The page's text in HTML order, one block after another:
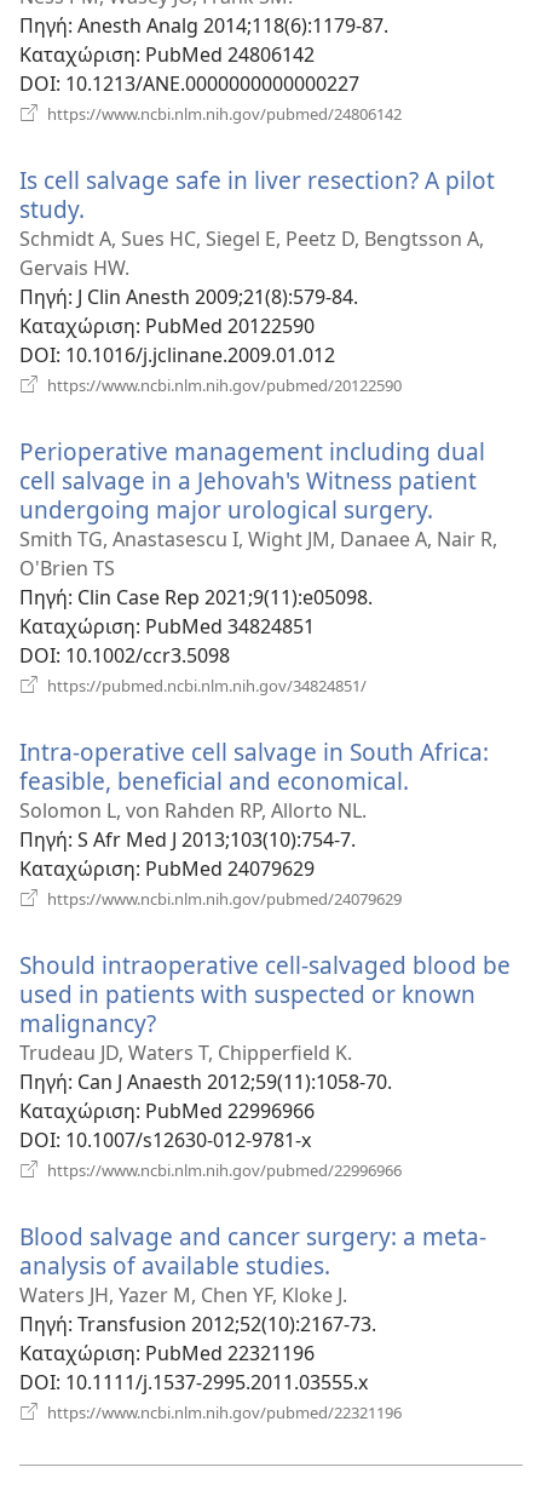
Πηγή‎: Anesth Analg 2014;118(6):1179-87.
Καταχώριση‎: PubMed 24806142
DOI‎: 10.1213/ANE.0000000000000227
https://www.ncbi.nlm.nih.gov/pubmed/24806142
Is cell salvage safe in liver resection? A pilot
study.
νέο
παράθυρο)
Schmidt A, Sues HC, Siegel E, Peetz D, Bengtsson A,
Gervais HW.
Πηγή‎: J Clin Anesth 2009;21(8):579-84.
Καταχώριση‎: PubMed 20122590
DOI‎: 10.1016/j.jclinane.2009.01.012
https://www.ncbi.nlm.nih.gov/pubmed/20122590
Perioperative management including dual
cell salvage in a Jehovah's Witness patient
undergoing major urological surgery.
νέο
Smith TG, Anastasescu I, Wight JM, Danaee A, Nair R,
O'Brien TS
Πηγή‎: Clin Case Rep 2021;9(11):e05098.
Καταχώριση‎: PubMed 34824851
DOI‎: 10.1002/ccr3.5098
https://pubmed.ncbi.nlm.nih.gov/34824851/
Intra-operative cell salvage in South Africa:
feasible, beneficial and economical.
Solomon L, von Rahden RP, Allorto NL.
Πηγή‎: S Afr Med J 2013;103(10):754-7.
Καταχώριση‎: PubMed 24079629
https://www.ncbi.nlm.nih.gov/pubmed/24079629
Should intraoperative cell-salvaged blood be
used in patients with suspected or known
malignancy?
νέο
παράθυρο)
Trudeau JD, Waters T, Chipperfield K.
Πηγή‎: Can J Anaesth 2012;59(11):1058-70.
Καταχώριση‎: PubMed 22996966
DOI‎: 10.1007/s12630-012-9781-x
https://www.ncbi.nlm.nih.gov/pubmed/22996966
Blood salvage and cancer surgery: a meta-
analysis of available studies.
νέο
παράθυρο)
Waters JH, Yazer M, Chen YF, Kloke J.
Πηγή‎: Transfusion 2012;52(10):2167-73.
Καταχώριση‎: PubMed 22321196
DOI‎: 10.1111/j.1537-2995.2011.03555.x
https://www.ncbi.nlm.nih.gov/pubmed/22321196